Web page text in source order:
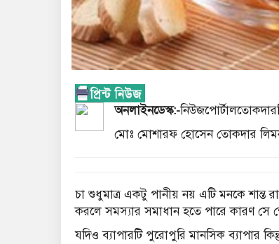
অনলাইনডেস্ক:-
মোঃ মোশারফ হোসেন তোকদার
চা শুধুমাত্র একটু পানীয় নয় এটি মনকে শান্ত
করলে সমস্যার সমাধান হতে পারে কারণ সে
যদিও ব্যাপারটি পুরোপুরি মানসিক ব্যাপার